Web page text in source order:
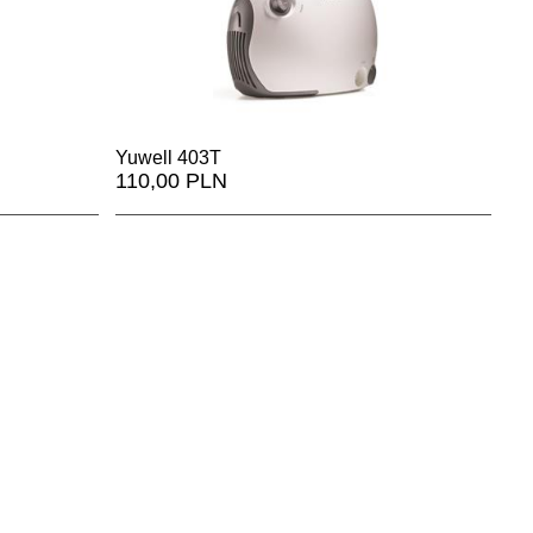
czy solą fizjologiczną; ich zaletą jest niezwykle
często są polecane jako
najlepsze inhalatory dla
), umożliwiające podawanie
od rodzaju oraz stopnia zaawansowania
w zgodzie ze wszystkimi obowiązującymi
Yuwell 403T
110,00 PLN